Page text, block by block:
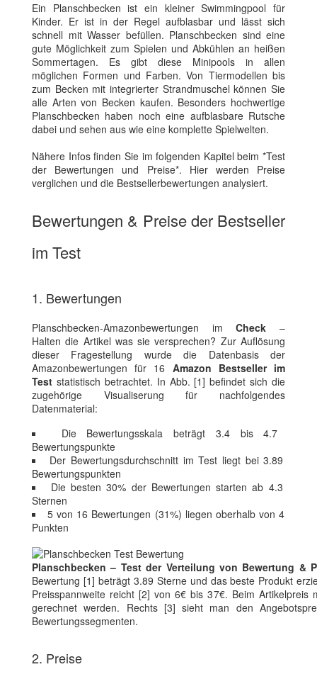
Ein Planschbecken ist ein kleiner Swimmingpool für
Kinder. Er ist in der Regel aufblasbar und lässt sich
schnell mit Wasser befüllen. Planschbecken sind eine
gute Möglichkeit zum Spielen und Abkühlen an heißen
Sommertagen. Es gibt diese Minipools in allen
möglichen Formen und Farben. Von Tiermodellen bis
zum Becken mit integrierter Strandmuschel können Sie
alle Arten von Becken kaufen. Besonders hochwertige
Planschbecken haben noch eine aufblasbare Rutsche
dabei und sehen aus wie eine komplette Spielwelten.
Nähere Infos finden Sie im folgenden Kapitel beim *Test
der Bewertungen und Preise*. Hier werden Preise
verglichen und die Bestsellerbewertungen analysiert.
Bewertungen & Preise der Bestseller
im Test
1. Bewertungen
Planschbecken-Amazonbewertungen imCheck –
Halten die Artikel was sie versprechen? Zur Auflösung
dieser Fragestellung wurde die Datenbasis der
Amazonbewertungen für 16 Amazon Bestseller im
Test statistisch betrachtet. In Abb. [1] befindet sich die
zugehörige Visualiserung für nachfolgendes
Datenmaterial:
Die Bewertungsskala beträgt 3.4 bis 4.7
Bewertungspunkte
Der Bewertungsdurchschnitt im Test liegt bei 3.89
Bewertungspunkten
Die besten 30% der Bewertungen starten ab 4.3
Sternen
5 von 16 Bewertungen (31%) liegen oberhalb von 4
Punkten
Planschbecken – Test der Verteilung von Bewertung &
Bewertung [1] beträgt 3.89 Sterne und das beste Produkt
Preisspannweite reicht [2] von 6€ bis 37€. Beim Artikelpreis
gerechnet werden. Rechts [3] sieht man den
Bewertungssegmenten.
2. Preise